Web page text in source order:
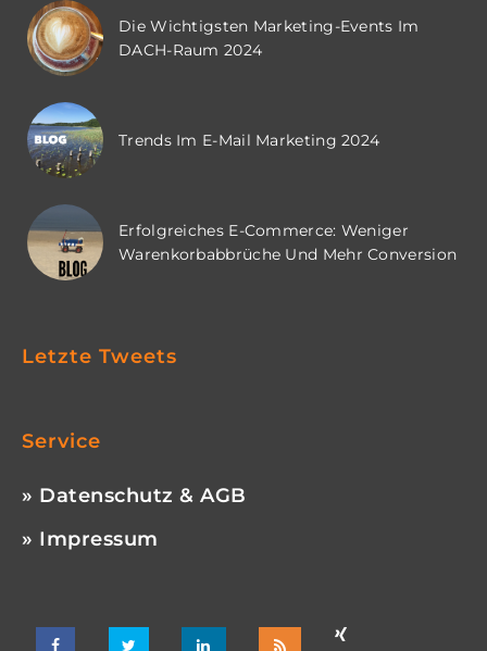
Die Wichtigsten Marketing-Events Im
DACH-Raum 2024
Trends Im E-Mail Marketing 2024
Erfolgreiches E-Commerce: Weniger
Warenkorbabbrüche Und Mehr Conversion
Letzte Tweets
Service
» Datenschutz & AGB
» Impressum